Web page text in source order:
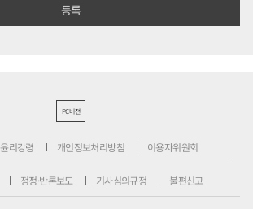
PC버전
윤리강령 개인정보처리방침 이용자위원회
정정·반론보도 기사심의규정 불편신고